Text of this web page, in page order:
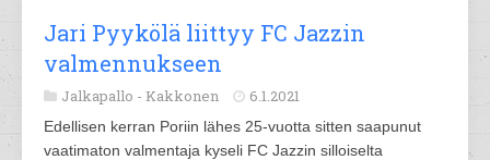
Jari Pyykölä liittyy FC Jazzin
valmennukseen
Jalkapallo - Kakkonen 6.1.2021
Edellisen kerran Poriin lähes 25-vuotta sitten saapunut
vaatimaton valmentaja kyseli FC Jazzin silloiselta